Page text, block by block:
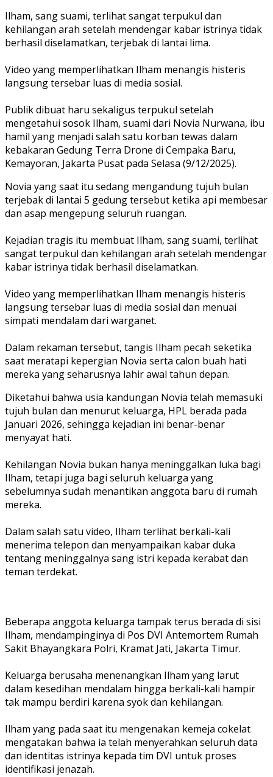
Ilham, sang suami, terlihat sangat terpukul dan
kehilangan arah setelah mendengar kabar istrinya tidak
berhasil diselamatkan, terjebak di lantai lima.
Video yang memperlihatkan Ilham menangis histeris
langsung tersebar luas di media sosial.
Publik dibuat haru sekaligus terpukul setelah
mengetahui sosok Ilham, suami dari Novia Nurwana, ibu
hamil yang menjadi salah satu korban tewas dalam
kebakaran Gedung Terra Drone di Cempaka Baru,
Kemayoran, Jakarta Pusat pada Selasa (9/12/2025).
Novia yang saat itu sedang mengandung tujuh bulan
terjebak di lantai 5 gedung tersebut ketika api membesar
dan asap mengepung seluruh ruangan.
Kejadian tragis itu membuat Ilham, sang suami, terlihat
sangat terpukul dan kehilangan arah setelah mendengar
kabar istrinya tidak berhasil diselamatkan.
Video yang memperlihatkan Ilham menangis histeris
langsung tersebar luas di media sosial dan menuai
simpati mendalam dari warganet.
Dalam rekaman tersebut, tangis Ilham pecah seketika
saat meratapi kepergian Novia serta calon buah hati
mereka yang seharusnya lahir awal tahun depan.
Diketahui bahwa usia kandungan Novia telah memasuki
tujuh bulan dan menurut keluarga, HPL berada pada
Januari 2026, sehingga kejadian ini benar-benar
menyayat hati.
Kehilangan Novia bukan hanya meninggalkan luka bagi
Ilham, tetapi juga bagi seluruh keluarga yang
sebelumnya sudah menantikan anggota baru di rumah
mereka.
Dalam salah satu video, Ilham terlihat berkali-kali
menerima telepon dan menyampaikan kabar duka
tentang meninggalnya sang istri kepada kerabat dan
teman terdekat.
Beberapa anggota keluarga tampak terus berada di sisi
Ilham, mendampinginya di Pos DVI Antemortem Rumah
Sakit Bhayangkara Polri, Kramat Jati, Jakarta Timur.
Keluarga berusaha menenangkan Ilham yang larut
dalam kesedihan mendalam hingga berkali-kali hampir
tak mampu berdiri karena syok dan kehilangan.
Ilham yang pada saat itu mengenakan kemeja cokelat
mengatakan bahwa ia telah menyerahkan seluruh data
dan identitas istrinya kepada tim DVI untuk proses
identifikasi jenazah.